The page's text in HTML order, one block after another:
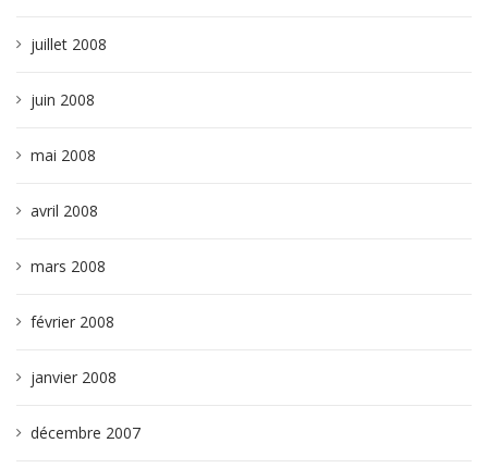
juillet 2008
juin 2008
mai 2008
avril 2008
mars 2008
février 2008
janvier 2008
décembre 2007